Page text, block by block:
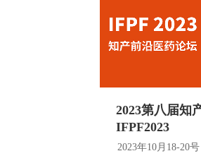
2023第八届知
IFPF2023
2023年10月18-20